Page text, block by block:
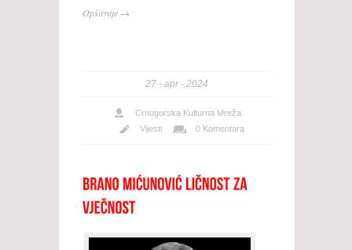
Opširnije →
27 apr 2024
Crnogorska Kulturna Mreža
Vijesti
0 Komentara